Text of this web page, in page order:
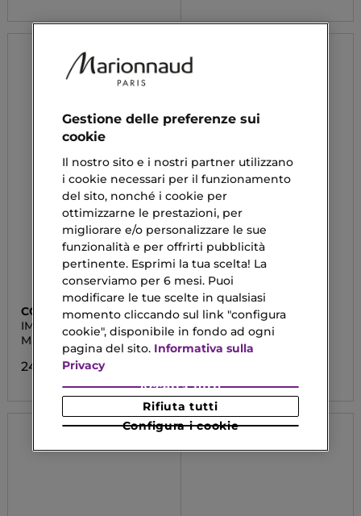
COLLISTAR
IMPECCABILE
Mascara
24,43 €
CHANEL
LA BASE MASCARA
Volume e Trattamento
Gestione delle preferenze sui
cookie
Il nostro sito e i nostri partner utilizzano
i cookie necessari per il funzionamento
del sito, nonché i cookie per
ottimizzarne le prestazioni, per
migliorare e/o personalizzare le sue
funzionalità e per offrirti pubblicità
pertinente. Esprimi la tua scelta! La
conserviamo per 6 mesi. Puoi
modificare le tue scelte in qualsiasi
momento cliccando sul link "configura
cookie", disponibile in fondo ad ogni
pagina del sito. Informativa sulla
Privacy
Configura i cookie
Rifiuta tutti
Accetta tutti